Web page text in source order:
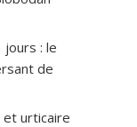
jours : le
de
urticaire